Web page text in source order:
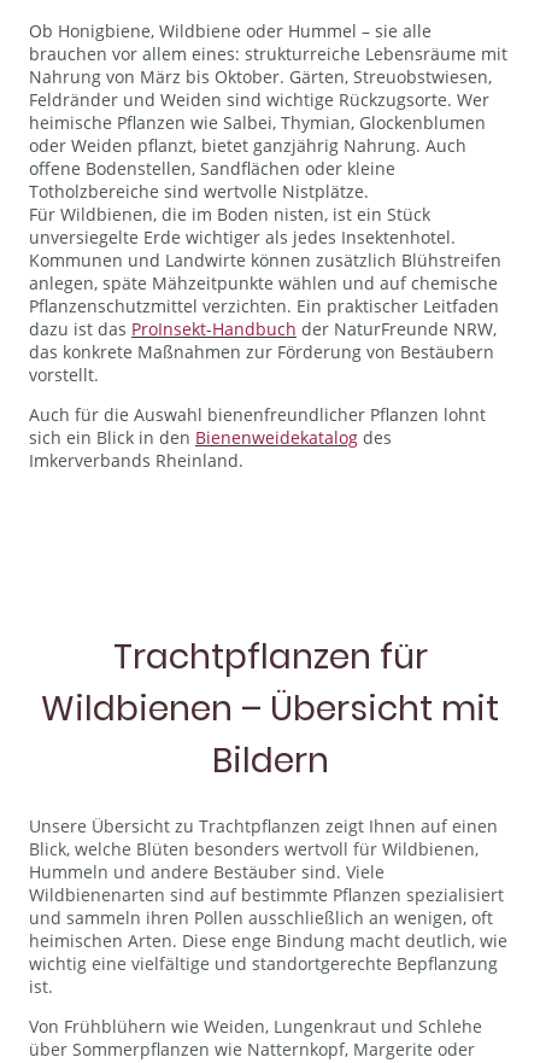
Ob Honigbiene, Wildbiene oder Hummel – sie alle
brauchen vor allem eines: strukturreiche Lebensräume mit
Nahrung von März bis Oktober. Gärten, Streuobstwiesen,
Feldränder und Weiden sind wichtige Rückzugsorte. Wer
heimische Pflanzen wie Salbei, Thymian, Glockenblumen
oder Weiden pflanzt, bietet ganzjährig Nahrung. Auch
offene Bodenstellen, Sandflächen oder kleine
Totholzbereiche sind wertvolle Nistplätze.
Für Wildbienen, die im Boden nisten, ist ein Stück
unversiegelte Erde wichtiger als jedes Insektenhotel.
Kommunen und Landwirte können zusätzlich Blühstreifen
anlegen, späte Mähzeitpunkte wählen und auf chemische
Pflanzenschutzmittel verzichten. Ein praktischer Leitfaden
dazu ist das ProInsekt-Handbuch der NaturFreunde NRW,
das konkrete Maßnahmen zur Förderung von Bestäubern
vorstellt.
Auch für die Auswahl bienenfreundlicher Pflanzen lohnt
sich ein Blick in den Bienenweidekatalog des
Imkerverbands Rheinland.
Trachtpflanzen für
Wildbienen – Übersicht mit
Bildern
Unsere Übersicht zu Trachtpflanzen zeigt Ihnen auf einen
Blick, welche Blüten besonders wertvoll für Wildbienen,
Hummeln und andere Bestäuber sind. Viele
Wildbienenarten sind auf bestimmte Pflanzen spezialisiert
und sammeln ihren Pollen ausschließlich an wenigen, oft
heimischen Arten. Diese enge Bindung macht deutlich, wie
wichtig eine vielfältige und standortgerechte Bepflanzung
ist.
Von Frühblühern wie Weiden, Lungenkraut und Schlehe
über Sommerpflanzen wie Natternkopf, Margerite oder